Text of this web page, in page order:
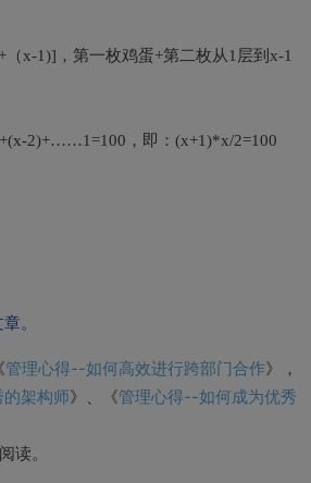
x-1)]，第一枚鸡蛋+第二枚从1层到x-1
2)+……1=100，即：(x+1)*x/2=100
。
管理心得--如何高效进行跨部门合作》，
架构师》、《管理心得--如何成为优秀
读。